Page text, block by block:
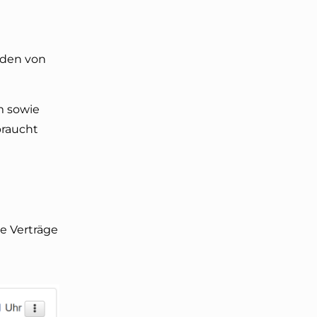
von
sowie
Verträge